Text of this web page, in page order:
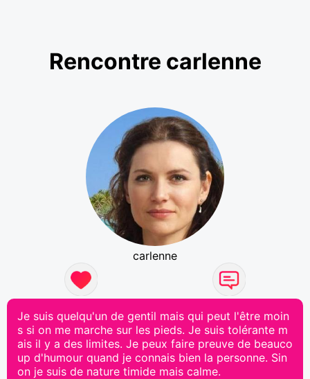
Rencontre carlenne
carlenne
Je suis quelqu'un de gentil mais qui peut l'être moin
s si on me marche sur les pieds. Je suis tolérante m
ais il y a des limites. Je peux faire preuve de beauco
up d'humour quand je connais bien la personne. Sin
on je suis de nature timide mais calme.